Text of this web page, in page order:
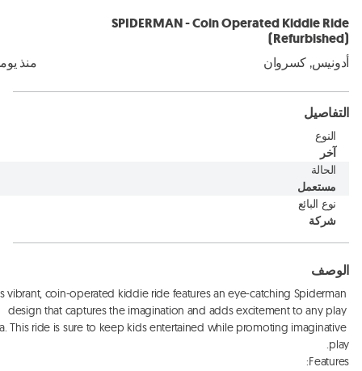
SPIDERMAN - Coin Operated Kiddie Ride
(Refurbished)
أدونيس, كسروان منذ
التفاصيل
النوع
آخر
الحالة
مستعمل
نوع البائع
شركة
الوصف
vibrant, coin-operated kiddie ride features an eye-catching Spiderman
design that captures the imagination and adds excitement to any play
This ride is sure to keep kids entertained while promoting imaginative
Features: